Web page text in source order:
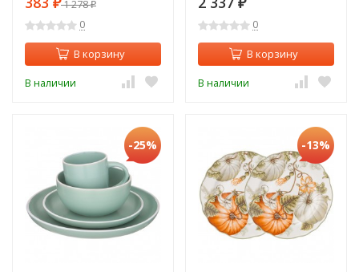
₽1 278₽
0
В корзину
В наличии
₽
0
В корзину
В наличии
-25% -13%